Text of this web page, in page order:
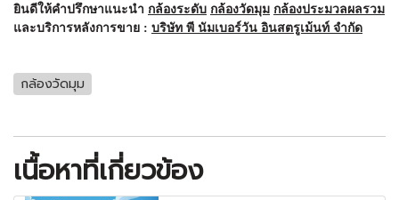
ยินดีให้คำปรึกษาแนะนำ กล้องระดับ กล้องวัดมุม กล้องประมวลผลรวม
และบริการหลังการขาย : บริษัท พี นัมเบอร์วัน อินสตรูเม้นท์ จำกัด
กล้องวัดมุม
เนื้อหาที่เกี่ยวข้อง